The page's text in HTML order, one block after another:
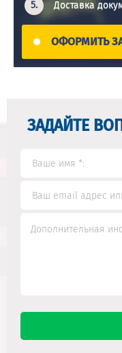
Доставка
ОФОРМИТЬ
ЗАДАЙТЕ